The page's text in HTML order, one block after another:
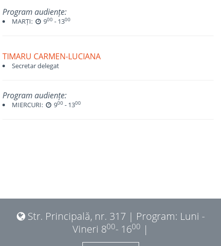
Program audiențe:
MARȚI: 900 - 1300
TIMARU CARMEN-LUCIANA
Secretar delegat
Program audiențe:
MIERCURI: 900 - 1300
Str. Principală, nr. 317 | Program: Luni -
Vineri 800- 1600 |